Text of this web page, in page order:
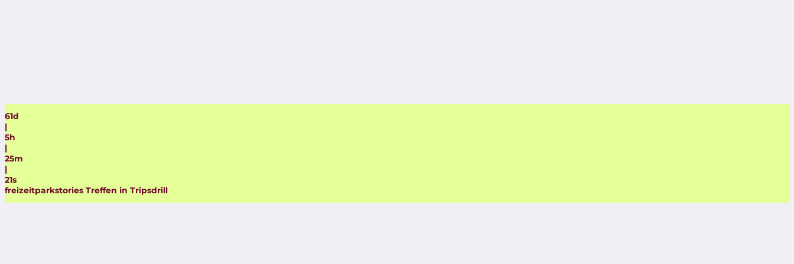
61d
|
5h
|
25m
|
20s
freizeitparkstories Treffen in Tripsdrill